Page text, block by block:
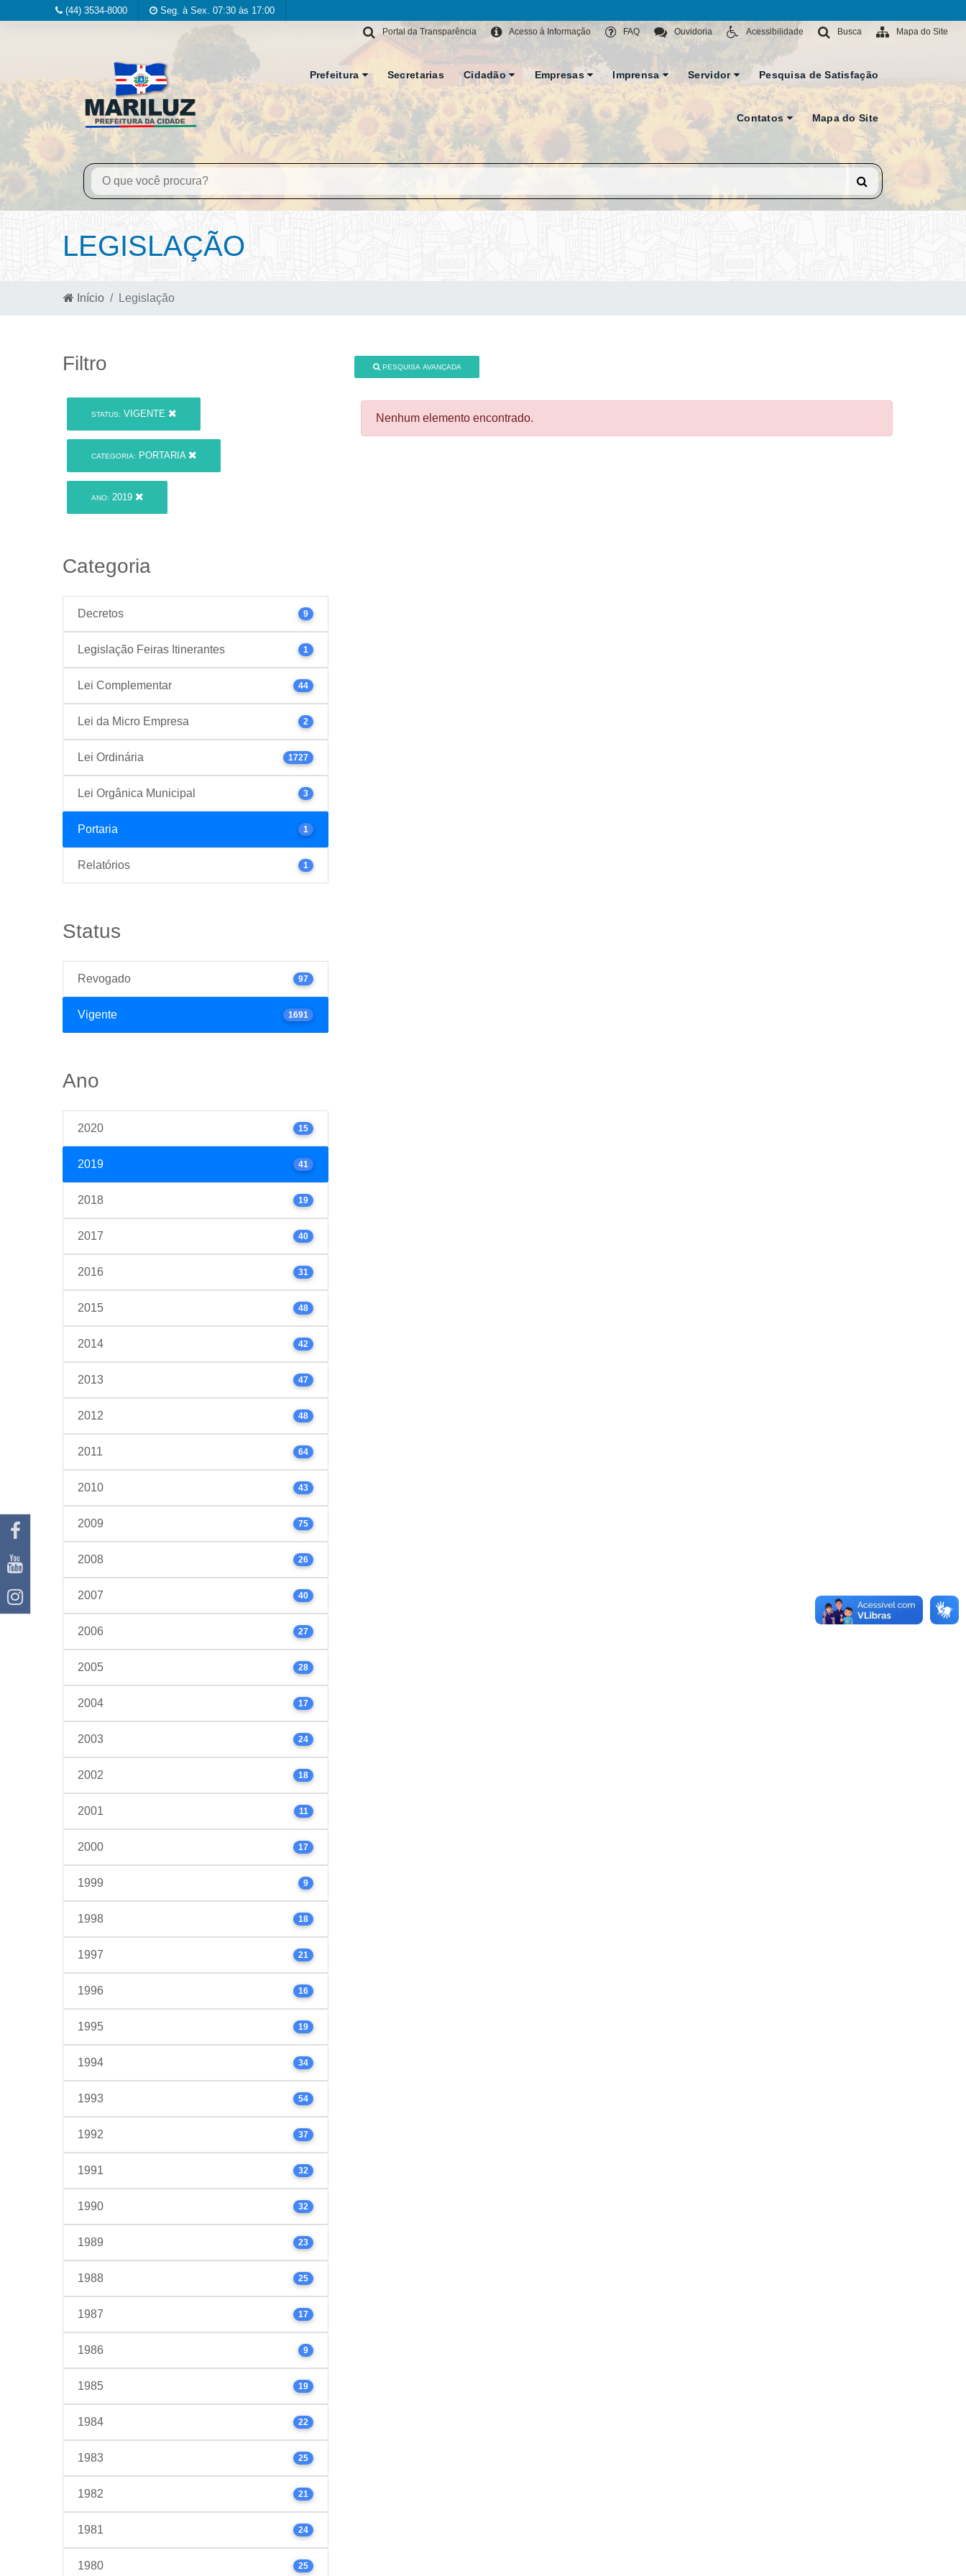
(44) 3534-8000 Seg. à Sex. 07:30 às 17:00
Mapa do Site
Busca
Acessibilidade
Ouvidoria
FAQ
Acesso à Informação
Portal da Transparência
Prefeitura Secretarias Cidadão Empresas Imprensa Servidor Pesquisa de Satisfação
Contatos Mapa do Site
LEGISLAÇÃO
Início Legislação
Filtro
STATUS: VIGENTE
CATEGORIA: PORTARIA
ANO: 2019
Categoria
Decretos 9
Legislação Feiras Itinerantes 1
Lei Complementar 44
Lei da Micro Empresa 2
Lei Ordinária 1727
Lei Orgânica Municipal 3
Portaria 1
Relatórios 1
Status
Revogado 97
Vigente 1691
Ano
2020 15
2019 41
2018 19
2017 40
2016 31
2015 48
2014 42
2013 47
2012 48
2011 64
2010 43
2009 75
2008 26
2007 40
2006 27
2005 28
2004 17
2003 24
2002 18
2001 11
2000 17
1999 9
1998 18
1997 21
1996 16
1995 19
1994 34
1993 54
1992 37
1991 32
1990 32
1989 23
1988 25
1987 17
1986 9
1985 19
1984 22
1983 25
1982 21
1981 24
1980 25
PESQUISA AVANÇADA
Nenhum elemento encontrado.